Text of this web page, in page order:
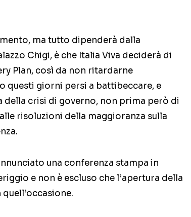
ma tutto dipenderà dalla
Chigi, è che Italia Viva deciderà di
Plan, così da non ritardarne
questi giorni persi a battibeccare, e
della crisi di governo, non prima però di
risoluzioni della maggioranza sulla
una conferenza stampa in
e non è escluso che l’apertura della